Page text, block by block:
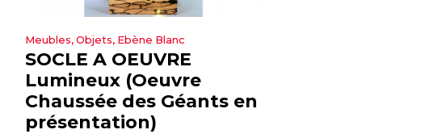
Meubles, Objets, Ebène Blanc
SOCLE A OEUVRE
Lumineux (Oeuvre
Chaussée des Géants en
présentation)